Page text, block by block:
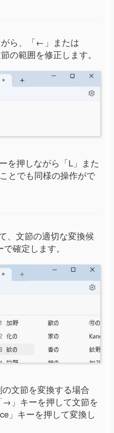
がら、「←」または
の範囲を修正します。
を押しながら「L」また
とでも同様の操作がで
、文節の適切な変換候
確定します。
文節を変換する場合
」キーを押して文節を
」キーを押して変換し